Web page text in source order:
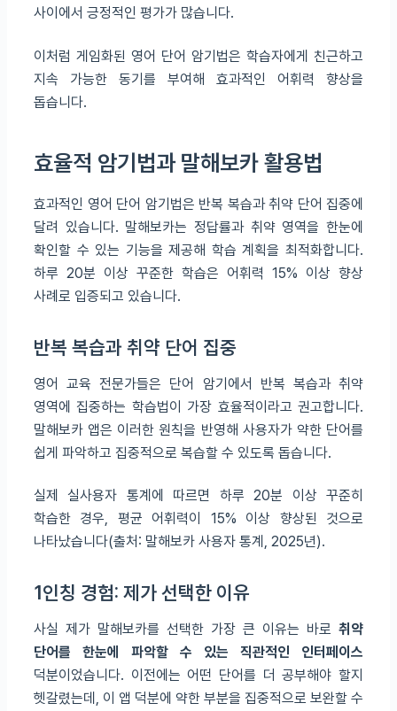
사이에서 긍정적인 평가가 많습니다.
이처럼 게임화된 영어 단어 암기법은 학습자에게 친근하고
지속 가능한 동기를 부여해 효과적인 어휘력 향상을
돕습니다.
효율적 암기법과 말해보카 활용법
효과적인 영어 단어 암기법은 반복 복습과 취약 단어 집중에
달려 있습니다. 말해보카는 정답률과 취약 영역을 한눈에
확인할 수 있는 기능을 제공해 학습 계획을 최적화합니다.
하루 20분 이상 꾸준한 학습은 어휘력 15% 이상 향상
사례로 입증되고 있습니다.
반복 복습과 취약 단어 집중
영어 교육 전문가들은 단어 암기에서 반복 복습과 취약
영역에 집중하는 학습법이 가장 효율적이라고 권고합니다.
말해보카 앱은 이러한 원칙을 반영해 사용자가 약한 단어를
쉽게 파악하고 집중적으로 복습할 수 있도록 돕습니다.
실제 실사용자 통계에 따르면 하루 20분 이상 꾸준히
학습한 경우, 평균 어휘력이 15% 이상 향상된 것으로
나타났습니다(출처: 말해보카 사용자 통계, 2025년).
1인칭 경험: 제가 선택한 이유
사실 제가 말해보카를 선택한 가장 큰 이유는 바로 취약
단어를 한눈에 파악할 수 있는 직관적인 인터페이스
덕분이었습니다. 이전에는 어떤 단어를 더 공부해야 할지
헷갈렸는데, 이 앱 덕분에 약한 부분을 집중적으로 보완할 수